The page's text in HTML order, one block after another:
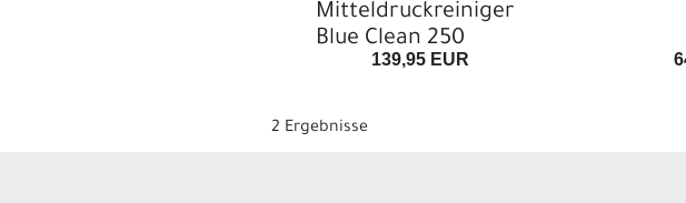
Mitteldruckreiniger
Blue Clean 250
139,95 EUR
2 Ergebnisse